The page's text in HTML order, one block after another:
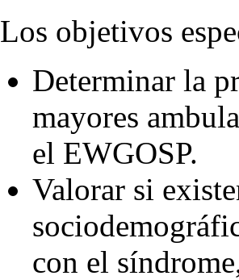
Los objetivos
Determinar la
mayores
el EWGOSP.
Valorar si
con el